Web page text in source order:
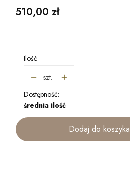
Cena
510,00 zł
Ilość
szt.
Dostępność:
średnia ilość
Dodaj do koszyka